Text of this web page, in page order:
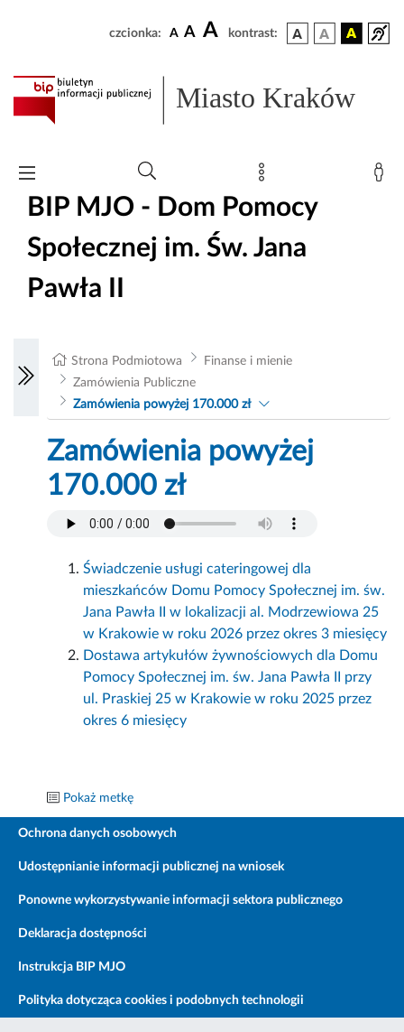
czcionka: A A A kontrast:
Miasto Kraków
BIP MJO - Dom Pomocy
Społecznej im. Św. Jana
Pawła II
Strona Podmiotowa
Finanse i mienie
Zamówienia Publiczne
Zamówienia powyżej 170.000 zł
Zamówienia powyżej
170.000 zł
Świadczenie usługi cateringowej dla
mieszkańców Domu Pomocy Społecznej im. św.
Jana Pawła II w lokalizacji al. Modrzewiowa 25
w Krakowie w roku 2026 przez okres 3 miesięcy
Dostawa artykułów żywnościowych dla Domu
Pomocy Społecznej im. św. Jana Pawła II przy
ul. Praskiej 25 w Krakowie w roku 2025 przez
okres 6 miesięcy
Pokaż metkę
Ochrona danych osobowych
Udostępnianie informacji publicznej na wniosek
Ponowne wykorzystywanie informacji sektora publicznego
Deklaracja dostępności
Instrukcja BIP MJO
Polityka dotycząca cookies i podobnych technologii